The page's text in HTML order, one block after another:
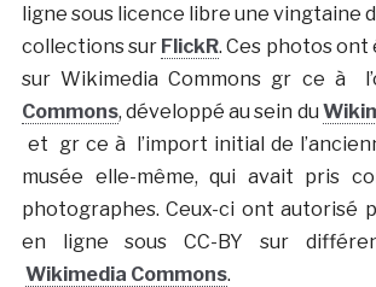
ligne sous licence libre une vingtaine
collections sur FlickR. Ces photos
sur Wikimedia Commons gr ce à
Commons, développé au sein du
et gr ce à l’import initial de
musée elle-même, qui avait pris
photographes. Ceux-ci ont autorisé
en ligne sous CC-BY sur
Wikimedia Commons.